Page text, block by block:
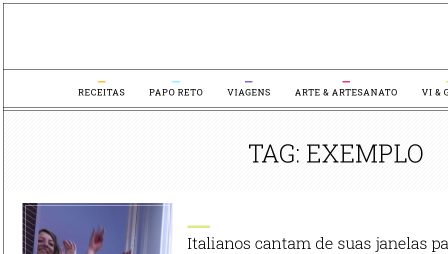
RECEITAS PAPO RETO VIAGENS ARTE & ARTESANATO VI &
TAG: EXEMPLO
Italianos cantam de suas janelas